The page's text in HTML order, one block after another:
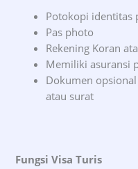
Potokopi identitas
Pas photo
Rekening Koran
Memiliki asuransi
Dokumen
atau surat
Fungsi Visa Turis